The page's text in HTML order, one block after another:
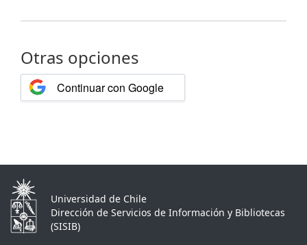
Otras opciones
Continuar con Google
Universidad de Chile
Dirección de Servicios de Información y Bibliotecas
(SISIB)